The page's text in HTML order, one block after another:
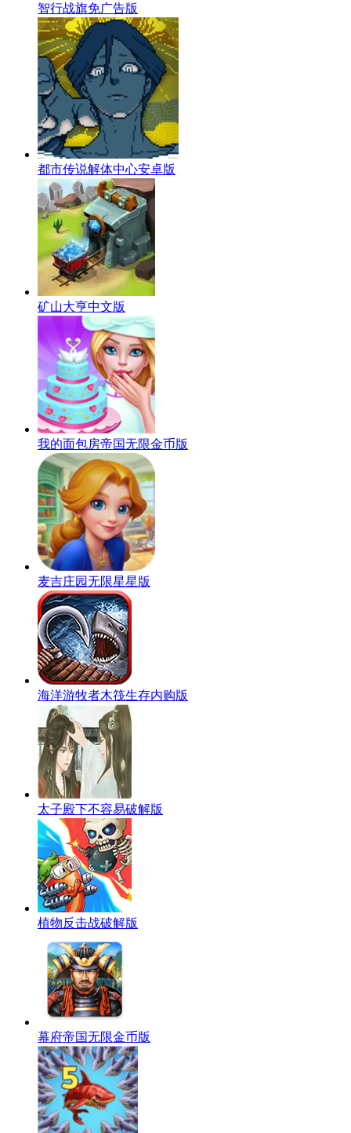
智行战旗免广告版
都市传说解体中心安卓版
矿山大亨中文版
我的面包房帝国无限金币版
麦吉庄园无限星星版
海洋游牧者木筏生存内购版
太子殿下不容易破解版
植物反击战破解版
幕府帝国无限金币版